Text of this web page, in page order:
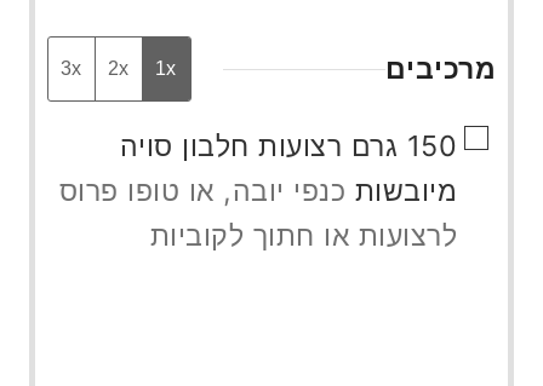
מרכיבים 1x
2x
3x
▢
150 גרם רצועות חלבון סויה
מיובשות כנפי יובה, או טופו פרוס
לרצועות או חתוך לקוביות